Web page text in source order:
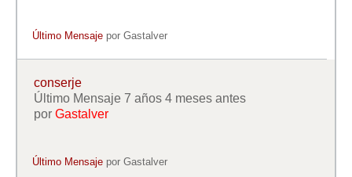
Último Mensaje porGastalver
conserje
Último Mensaje 7 años 4 meses antes
por Gastalver
Último Mensaje porGastalver